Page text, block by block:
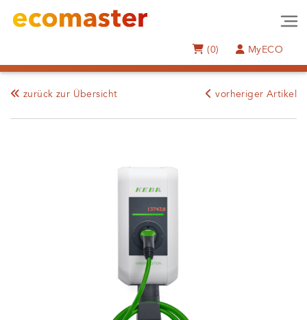
(0) MyECO
zurück zur Übersicht vorheriger Artikel